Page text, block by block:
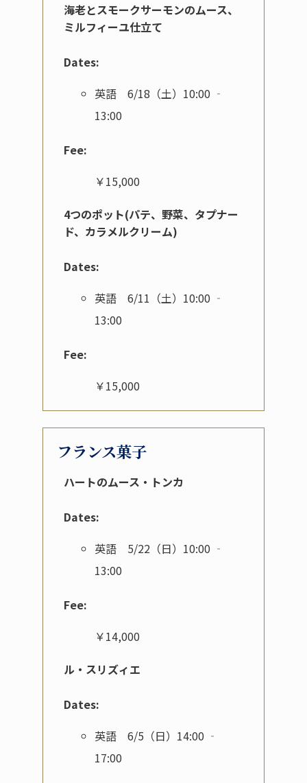
海老とスモークサーモンのムース、
ミルフィーユ仕立て
Dates:
英語 6/18（土）10:00 ‐
13:00
Fee:
￥15,000
4つのポット(パテ、野菜、タプナー
ド、カラメルクリーム)
Dates:
英語 6/11（土）10:00 ‐
13:00
Fee:
￥15,000
フランス菓子
ハートのムース・トンカ
Dates:
英語 5/22（日）10:00 ‐
13:00
Fee:
￥14,000
ル・スリズィエ
Dates:
英語 6/5（日）14:00 ‐
17:00